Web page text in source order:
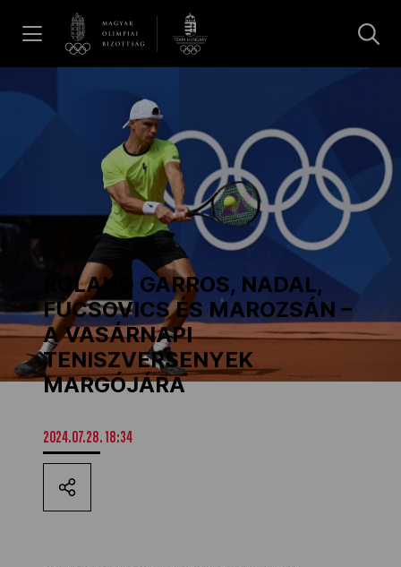
Hírek
Dakar 2026
Los Angeles 2028
MOB
Kettőskarrier-program
NOB
ROLAND GARROS, NADAL,
FUCSOVICS ÉS MAROZSÁN –
A VASÁRNAPI
TENISZVERSENYEK
MARGÓJÁRA
2024.07.28. 18:34